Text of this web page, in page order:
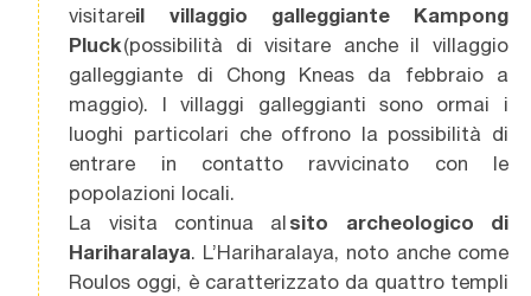
visitareil villaggio galleggiante Kampong
Pluck(possibilità di visitare anche il villaggio
galleggiante di Chong Kneas da febbraio a
maggio). I villaggi galleggianti sono ormai i
luoghi particolari che offrono la possibilità di
entrare in contatto ravvicinato con le
popolazioni locali.
La visita continua al sito archeologico di
Hariharalaya. L’Hariharalaya, noto anche come
Roulos oggi, è caratterizzato da quattro templi